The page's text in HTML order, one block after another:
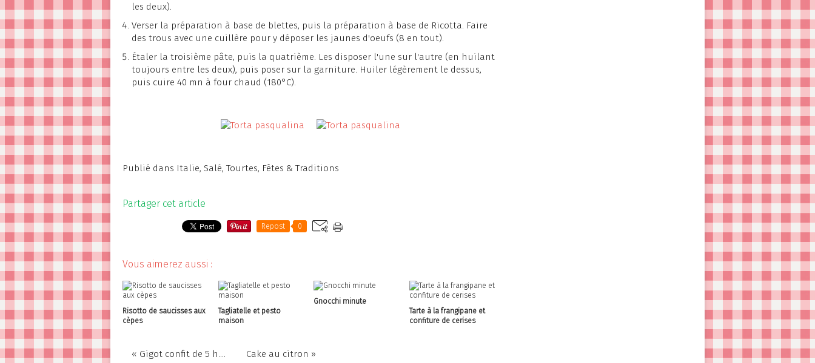
les deux).
Verser la préparation à base de blettes, puis la préparation à base de Ricotta. Faire
des trous avec une cuillère pour y déposer les jaunes d'oeufs (8 en tout).
Étaler la troisième pâte, puis la quatrième. Les disposer l'une sur l'autre (en huilant
toujours entre les deux), puis poser sur la garniture. Huiler légèrement le dessus,
puis cuire 40 mn à four chaud (180°C).
Publié dans Italie, Salé, Tourtes, Fêtes & Traditions
Partager cet article
Repost 0
Vous aimerez aussi :
Risotto de saucisses aux
cèpes
Tagliatelle et pesto
maison
Gnocchi minute
Tarte à la frangipane et
confiture de cerises
« Gigot confit de 5 h.... Cake au citron »